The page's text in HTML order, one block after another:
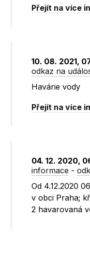
Přejít na více
10. 08. 2021,
odkaz na
Havárie vody
Přejít na více
04. 12. 2020,
informace -
Od 4.12.2020
v obci Praha;
2 havarovaná